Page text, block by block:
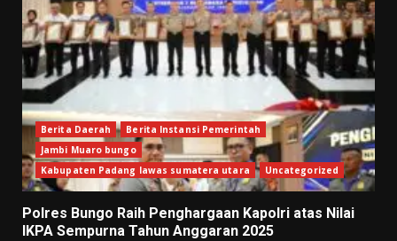
Berita Daerah
Berita Instansi Pemerintah
Jambi Muaro bungo
Kabupaten Padang lawas sumatera utara
Uncategorized
Polres Bungo Raih Penghargaan Kapolri atas Nilai
IKPA Sempurna Tahun Anggaran 2025